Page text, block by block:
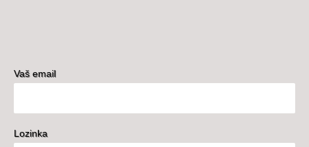
Vaš email
Lozinka